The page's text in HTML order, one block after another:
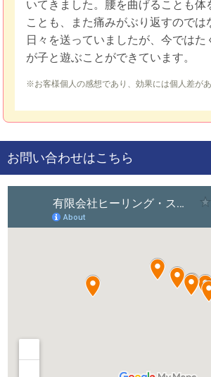
いてきました。腰を曲げることも体
ことも、また痛みがぶり返すのでは
日々を送っていましたが、今ではた
が子と遊ぶことができています。
※お客様個人の感想であり、効果には個人差があ
お問い合わせはこちら